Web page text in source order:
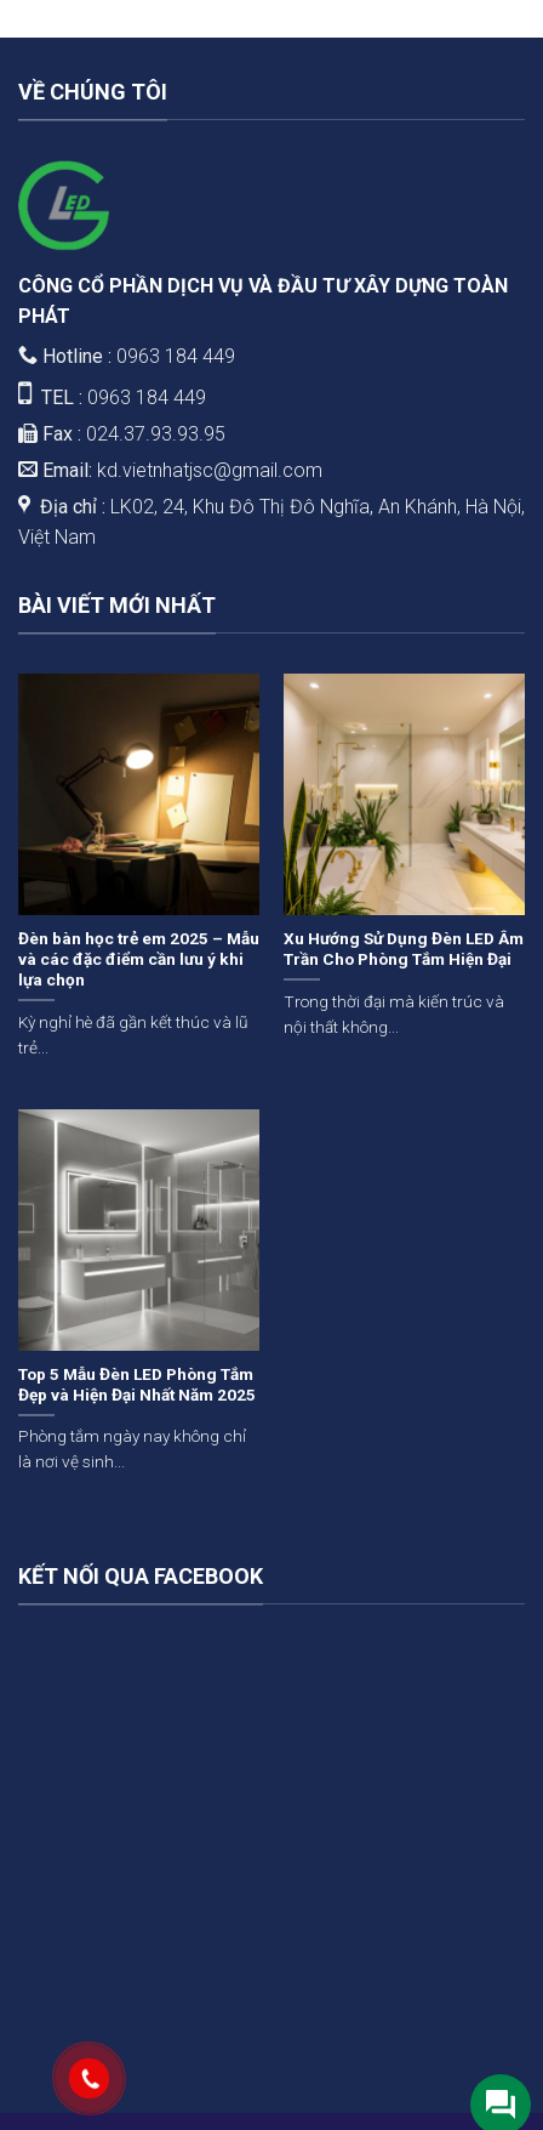
VỀ CHÚNG TÔI
CÔNG CỔ PHẦN DỊCH VỤ VÀ ĐẦU TƯ XÂY DỰNG TOÀN
PHÁT
Hotline : 0963 184 449
TEL : 0963 184 449
Fax : 024.37.93.93.95
Email: kd.vietnhatjsc@gmail.com
Địa chỉ : LK02, 24, Khu Đô Thị Đô Nghĩa, An Khánh, Hà Nội,
Việt Nam
BÀI VIẾT MỚI NHẤT
Đèn bàn học trẻ em 2025 – Mẫu
và các đặc điểm cần lưu ý khi
lựa chọn
Kỳ nghỉ hè đã gần kết thúc và lũ
trẻ...
Xu Hướng Sử Dụng Đèn LED Âm
Trần Cho Phòng Tắm Hiện Đại
Trong thời đại mà kiến trúc và
nội thất không...
Top 5 Mẫu Đèn LED Phòng Tắm
Đẹp và Hiện Đại Nhất Năm 2025
Phòng tắm ngày nay không chỉ
là nơi vệ sinh...
KẾT NỐI QUA FACEBOOK